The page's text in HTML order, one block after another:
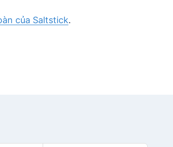
của Saltstick.